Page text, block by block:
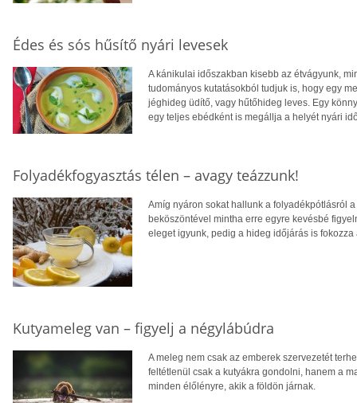
Édes és sós hűsítő nyári levesek
A kánikulai időszakban kisebb az étvágyunk,
tudományos kutatásokból tudjuk is, hogy egy
jéghideg üdítő, vagy hűtőhideg leves. Egy
egy teljes ebédként is megállja a helyét nyári
Folyadékfogyasztás télen – avagy teázzunk!
Amíg nyáron sokat hallunk a folyadékpótlásról
beköszöntével mintha erre egyre kevésbé
eleget igyunk, pedig a hideg időjárás is fokozza
Kutyameleg van – figyelj a négylábúdra
A meleg nem csak az emberek szervezetét
feltétlenül csak a kutyákra gondolni, hanem a
minden élőlényre, akik a földön járnak.